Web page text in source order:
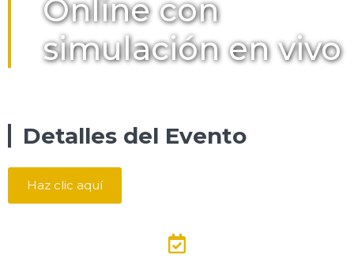
Online con
simulación en vivo
Detalles del Evento
Haz clic aquí